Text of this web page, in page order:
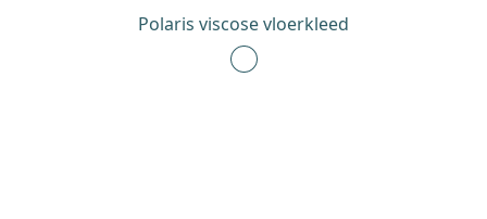
Polaris viscose vloerkleed